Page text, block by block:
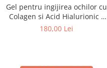
Gel pentru ingijirea ochilor cu
Colagen si Acid Hialurionic -
15ml
180,00 Lei